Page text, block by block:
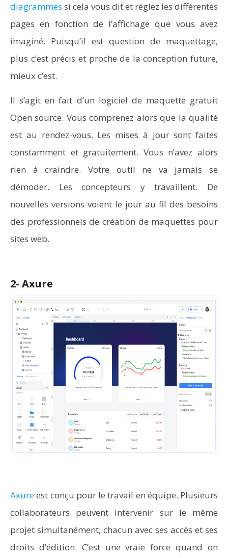
diagrammes si cela vous dit et réglez les différentes
pages en fonction de l’affichage que vous avez
imaginé. Puisqu’il est question de maquettage,
plus c’est précis et proche de la conception future,
mieux c’est.
Il s’agit en fait d’un logiciel de maquette gratuit
Open source. Vous comprenez alors que la qualité
est au rendez-vous. Les mises à jour sont faites
constamment et gratuitement. Vous n’avez alors
rien à craindre. Votre outil ne va jamais se
démoder. Les concepteurs y travaillent. De
nouvelles versions voient le jour au fil des besoins
des professionnels de création de maquettes pour
sites web.
2- Axure
Axureest conçu pour le travail en équipe. Plusieurs
collaborateurs peuvent intervenir sur le même
projet simultanément, chacun avec ses accès et ses
droits d’édition. C’est une vraie force quand on